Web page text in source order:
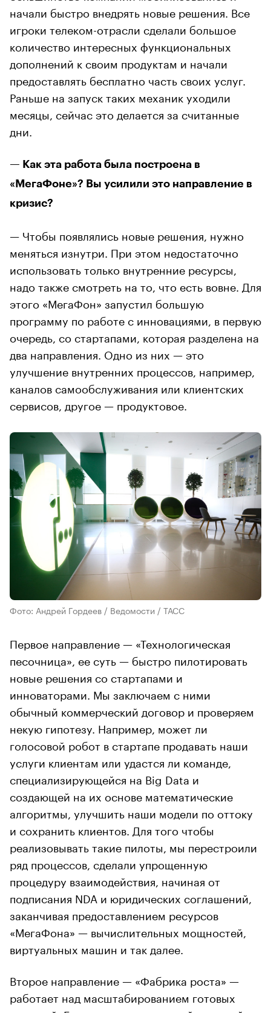
начали быстро внедрять новые решения. Все
игроки телеком-отрасли сделали большое
количество интересных функциональных
дополнений к своим продуктам и начали
предоставлять бесплатно часть своих услуг.
Раньше на запуск таких механик уходили
месяцы, сейчас это делается за считанные
дни.
— Как эта работа была построена в
«МегаФоне»? Вы усилили это направление в
кризис?
— Чтобы появлялись новые решения, нужно
меняться изнутри. При этом недостаточно
использовать только внутренние ресурсы,
надо также смотреть на то, что есть вовне. Для
этого «МегаФон» запустил большую
программу по работе с инновациями, в первую
очередь, со стартапами, которая разделена на
два направления. Одно из них — это
улучшение внутренних процессов, например,
каналов самообслуживания или клиентских
сервисов, другое — продуктовое.
Фото: Андрей Гордеев / Ведомости / ТАСС
Первое направление — «Технологическая
песочница», ее суть — быстро пилотировать
новые решения со стартапами и
инноваторами. Мы заключаем с ними
обычный коммерческий договор и проверяем
некую гипотезу. Например, может ли
голосовой робот в стартапе продавать наши
услуги клиентам или удастся ли команде,
специализирующейся на Big Data и
создающей на их основе математические
алгоритмы, улучшить наши модели по оттоку
и сохранить клиентов. Для того чтобы
реализовывать такие пилоты, мы перестроили
ряд процессов, сделали упрощенную
процедуру взаимодействия, начиная от
подписания NDA и юридических соглашений,
заканчивая предоставлением ресурсов
«МегаФона» — вычислительных мощностей,
виртуальных машин и так далее.
Второе направление — «Фабрика роста» —
работает над масштабированием готовых